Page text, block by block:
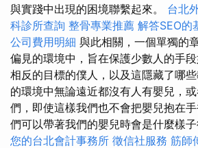
與實踐中出現的困境聯繫起來。 台北
科診所查詢 整骨專業推薦 解答SEO的
公司費用明細 與此相關，一個單獨的
偏見的環境中，旨在保護少數人的手
相反的目標的僕人，以及這隱藏了哪
的環境中無論遠近都沒有人有嬰兒，
們，即使這樣我們也不會把嬰兒抱在
們可以帶著我們的嬰兒時會是什麼樣子
您的台北會計事務所 徵信社服務 筋師